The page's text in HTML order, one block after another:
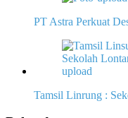
PT Astra Perkuat
Tamsil Linrung :